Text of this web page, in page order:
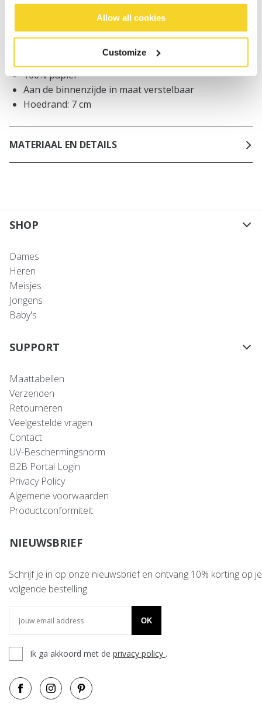
Allow all cookies
Customize
BESCHRIJVING
100% papier
Aan de binnenzijde in maat verstelbaar
Hoedrand: 7 cm
MATERIAAL EN DETAILS
SHOP
Dames
Heren
Meisjes
Jongens
Baby's
SUPPORT
Maattabellen
Verzenden
Retourneren
Veelgestelde vragen
Contact
UV-Beschermingsnorm
B2B Portal Login
Privacy Policy
Algemene voorwaarden
Productconformiteit
NIEUWSBRIEF
Schrijf je in op onze nieuwsbrief en ontvang 10% korting op je
volgende bestelling
OK
Ik ga akkoord met de privacy policy .